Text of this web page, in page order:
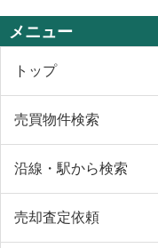
メニュー
トップ
売買物件検索
沿線・駅から検索
売却査定依頼